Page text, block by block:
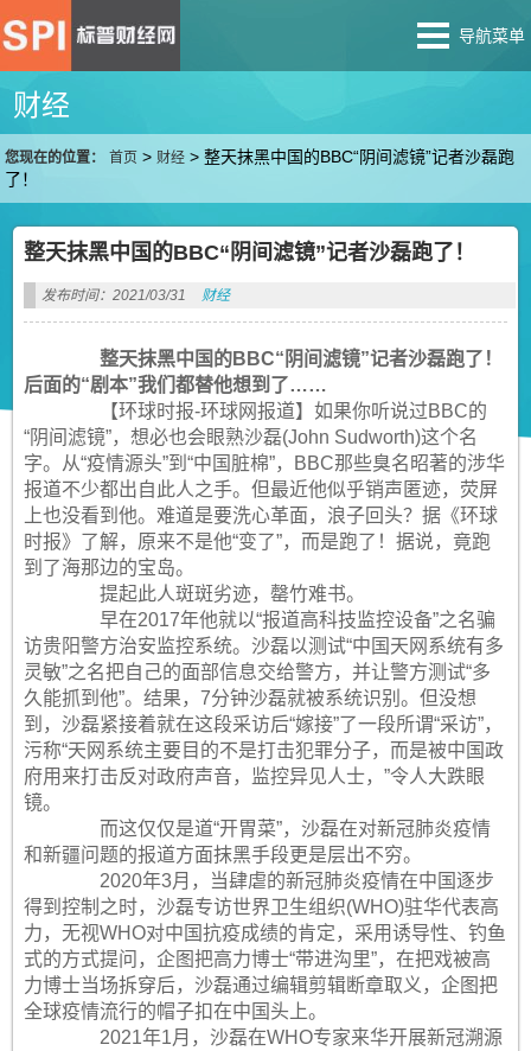
导航菜单
财经
您现在的位置： 首页 > 财经 >整天抹黑中国的BBC“阴间滤镜”记者沙磊跑
了！
整天抹黑中国的BBC“阴间滤镜”记者沙磊跑了！
发布时间：2021/03/31 财经
整天抹黑中国的BBC“阴间滤镜”记者沙磊跑了！
后面的“剧本”我们都替他想到了……
【环球时报-环球网报道】如果你听说过BBC的
“阴间滤镜”，想必也会眼熟沙磊(John Sudworth)这个名
字。从“疫情源头”到“中国脏棉”，BBC那些臭名昭著的涉华
报道不少都出自此人之手。但最近他似乎销声匿迹，荧屏
上也没看到他。难道是要洗心革面，浪子回头？据《环球
时报》了解，原来不是他“变了”，而是跑了！据说，竟跑
到了海那边的宝岛。
提起此人斑斑劣迹，罄竹难书。
早在2017年他就以“报道高科技监控设备”之名骗
访贵阳警方治安监控系统。沙磊以测试“中国天网系统有多
灵敏”之名把自己的面部信息交给警方，并让警方测试“多
久能抓到他”。结果，7分钟沙磊就被系统识别。但没想
到，沙磊紧接着就在这段采访后“嫁接”了一段所谓“采访”，
污称“天网系统主要目的不是打击犯罪分子，而是被中国政
府用来打击反对政府声音，监控异见人士，”令人大跌眼
镜。
而这仅仅是道“开胃菜”，沙磊在对新冠肺炎疫情
和新疆问题的报道方面抹黑手段更是层出不穷。
2020年3月，当肆虐的新冠肺炎疫情在中国逐步
得到控制之时，沙磊专访世界卫生组织(WHO)驻华代表高
力，无视WHO对中国抗疫成绩的肯定，采用诱导性、钓鱼
式的方式提问，企图把高力博士“带进沟里”，在把戏被高
力博士当场拆穿后，沙磊通过编辑剪辑断章取义，企图把
全球疫情流行的帽子扣在中国头上。
2021年1月，沙磊在WHO专家来华开展新冠溯源